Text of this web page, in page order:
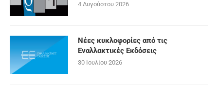
4 Αυγούστου 2026
Νέες κυκλοφορίες από τις
Εναλλακτικές Εκδόσεις
30 Ιουλίου 2026